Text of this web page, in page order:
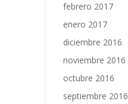
febrero 2017
enero 2017
diciembre 2016
noviembre 2016
octubre 2016
septiembre 2016